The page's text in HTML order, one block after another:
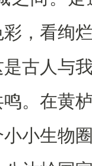
，看绚
古人与
。在黄
小生物